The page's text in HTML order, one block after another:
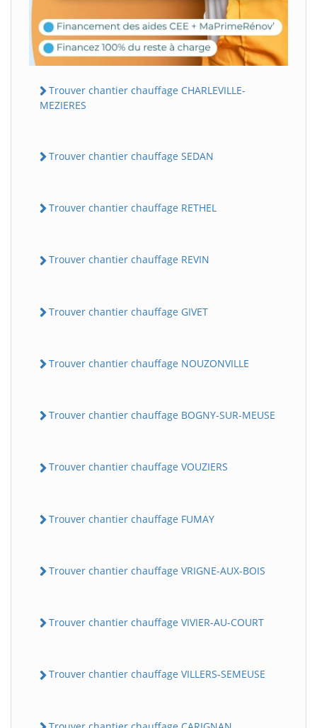
Trouver chantier chauffage CHARLEVILLE-
MEZIERES
Trouver chantier chauffage SEDAN
Trouver chantier chauffage RETHEL
Trouver chantier chauffage REVIN
Trouver chantier chauffage GIVET
Trouver chantier chauffage NOUZONVILLE
Trouver chantier chauffage BOGNY-SUR-MEUSE
Trouver chantier chauffage VOUZIERS
Trouver chantier chauffage FUMAY
Trouver chantier chauffage VRIGNE-AUX-BOIS
Trouver chantier chauffage VIVIER-AU-COURT
Trouver chantier chauffage VILLERS-SEMEUSE